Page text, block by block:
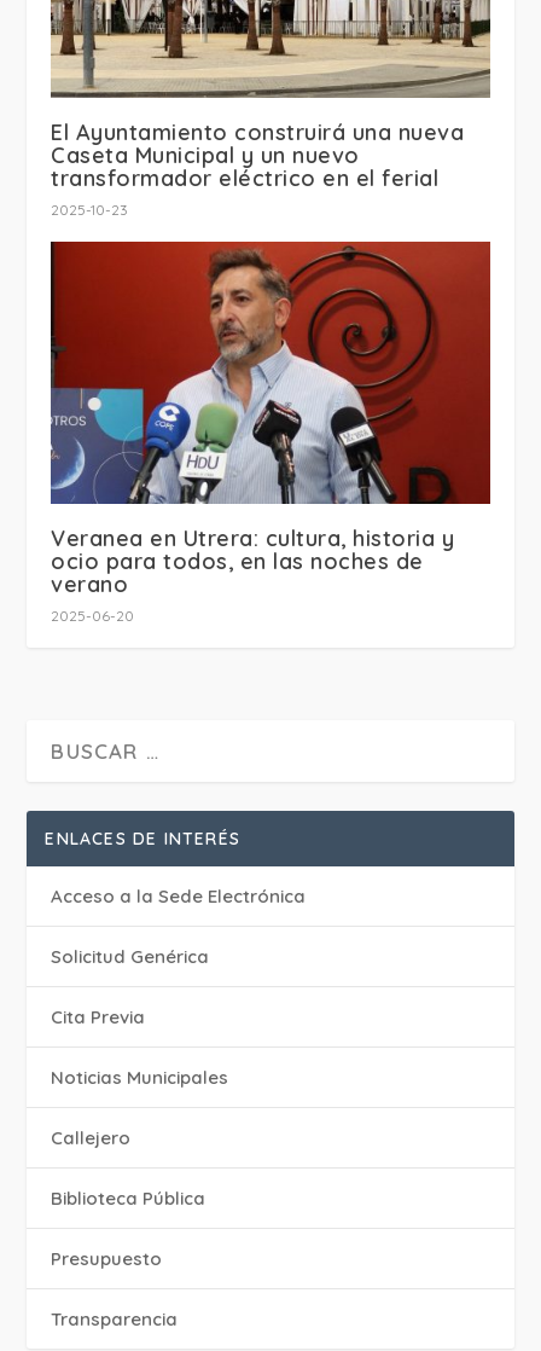
El Ayuntamiento construirá una nueva
Caseta Municipal y un nuevo
transformador eléctrico en el ferial
2025-10-23
Veranea en Utrera: cultura, historia y
ocio para todos, en las noches de
verano
2025-06-20
ENLACES DE INTERÉS
Acceso a la Sede Electrónica
Solicitud Genérica
Cita Previa
‎Noticias Municipales
Callejero
Biblioteca Pública
Presupuesto
Transparencia